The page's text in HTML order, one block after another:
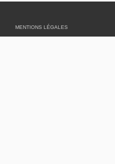
MENTIONS LÉGALES